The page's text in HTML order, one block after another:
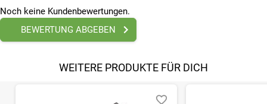
Noch keine Kundenbewertungen.
BEWERTUNG ABGEBEN
WEITERE PRODUKTE FÜR DICH